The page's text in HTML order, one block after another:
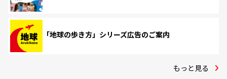
「地球の歩き方」シリーズ広告のご案内
もっと見る